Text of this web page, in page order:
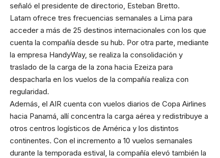
señaló el presidente de directorio, Esteban Bretto.
Latam ofrece tres frecuencias semanales a Lima para
acceder a más de 25 destinos internacionales con los que
cuenta la compañía desde su hub. Por otra parte, mediante
la empresa HandyWay, se realiza la consolidación y
traslado de la carga de la zona hacia Ezeiza para
despacharla en los vuelos de la compañía realiza con
regularidad.
Además, el AIR cuenta con vuelos diarios de Copa Airlines
hacia Panamá, allí concentra la carga aérea y redistribuye a
otros centros logísticos de América y los distintos
continentes. Con el incremento a 10 vuelos semanales
durante la temporada estival, la compañía elevó también la